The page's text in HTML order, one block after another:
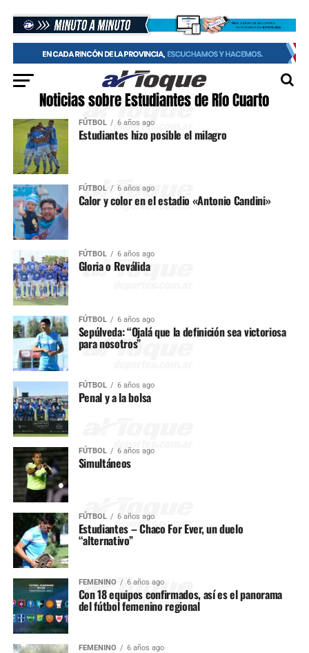
Noticias sobre Estudiantes de Río Cuarto
FÚTBOL 6 años ago
Estudiantes hizo posible el milagro
FÚTBOL 6 años ago
Calor y color en el estadio «Antonio Candini»
FÚTBOL 6 años ago
Gloria o Reválida
FÚTBOL 6 años ago
Sepúlveda: “Ojalá que la definición sea victoriosa
para nosotros”
FÚTBOL 6 años ago
Penal y a la bolsa
FÚTBOL 6 años ago
Simultáneos
FÚTBOL 6 años ago
Estudiantes – Chaco For Ever, un duelo
“alternativo”
FEMENINO 6 años ago
Con 18 equipos confirmados, así es el panorama
del fútbol femenino regional
FEMENINO 6 años ago